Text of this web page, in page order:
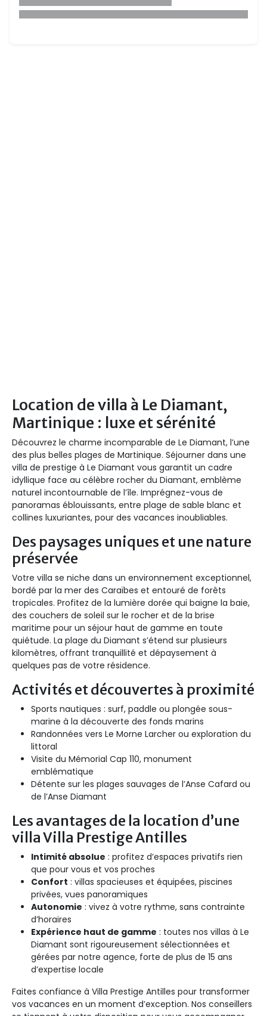
Location de villa à Le Diamant,
Martinique : luxe et sérénité
Découvrez le charme incomparable de Le Diamant, l’une
des plus belles plages de Martinique. Séjourner dans une
villa de prestige à Le Diamant vous garantit un cadre
idyllique face au célèbre rocher du Diamant, emblème
naturel incontournable de l’île. Imprégnez-vous de
panoramas éblouissants, entre plage de sable blanc et
collines luxuriantes, pour des vacances inoubliables.
Des paysages uniques et une nature
préservée
Votre villa se niche dans un environnement exceptionnel,
bordé par la mer des Caraïbes et entouré de forêts
tropicales. Profitez de la lumière dorée qui baigne la baie,
des couchers de soleil sur le rocher et de la brise
maritime pour un séjour haut de gamme en toute
quiétude. La plage du Diamant s’étend sur plusieurs
kilomètres, offrant tranquillité et dépaysement à
quelques pas de votre résidence.
Activités et découvertes à proximité
Sports nautiques : surf, paddle ou plongée sous-
marine à la découverte des fonds marins
Randonnées vers Le Morne Larcher ou exploration du
littoral
Visite du Mémorial Cap 110, monument
emblématique
Détente sur les plages sauvages de l’Anse Cafard ou
de l’Anse Diamant
Les avantages de la location d’une
villa Villa Prestige Antilles
Intimité absolue : profitez d’espaces privatifs rien
que pour vous et vos proches
Confort : villas spacieuses et équipées, piscines
privées, vues panoramiques
Autonomie : vivez à votre rythme, sans contrainte
d’horaires
Expérience haut de gamme : toutes nos villas à Le
Diamant sont rigoureusement sélectionnées et
gérées par notre agence, forte de plus de 15 ans
d’expertise locale
Faites confiance à Villa Prestige Antilles pour transformer
vos vacances en un moment d’exception. Nos conseillers